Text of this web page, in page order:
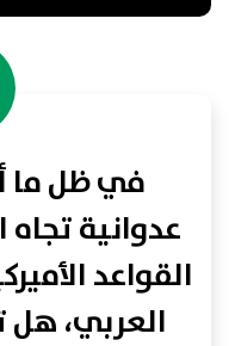
في ظل ما
عدوانية
القواعد
العربي، هل